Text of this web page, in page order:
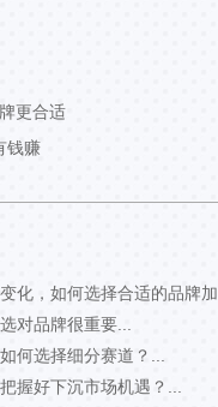
更合适
钱赚
化，如何选择合适的品牌加
对品牌很重要...
何选择细分赛道？...
握好下沉市场机遇？...